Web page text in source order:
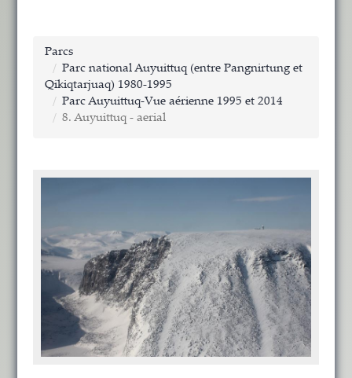
Parcs
Parc national Auyuittuq (entre Pangnirtung et
Qikiqtarjuaq) 1980-1995
Parc Auyuittuq-Vue aérienne 1995 et 2014
8. Auyuittuq - aerial